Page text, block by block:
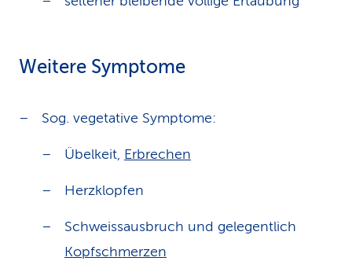
Weitere Symptome
Sog. vegetative Symptome:
Übelkeit, Erbrechen
Herzklopfen
Schweissausbruch und gelegentlich
Kopfschmerzen